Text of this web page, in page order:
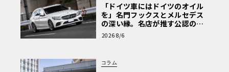
「ドイツ車にはドイツのオイル
を」名門フックスとメルセデス
の深い縁。名店が推す公認の安
心と、Cクラスで味わうシルキー
な走り〈PR〉
2026 8/6
コラム